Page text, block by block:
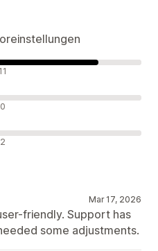
11
0
2
Mar 17, 2026
friendly. Support has
some adjustments.